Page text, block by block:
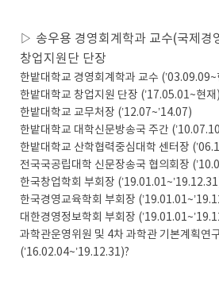
▷ 송우용 경영회계학과 교수(국제경
창업지원단 단장
한밭대학교 경영회계학과 교수 (’03.09.09~
한밭대학교 창업지원 단장 (’17.05.01~현재)
한밭대학교 교무처장 (’12.07~’14.07)
한밭대학교 대학신문방송국 주간
한밭대학교 산학협력중심대학 센터장
전국국공립대학 신문장송국 협의회장
한국창업학회 부회장
한국경영교육학회 부회장
대한경영정보학회 부회장
과학관운영위원 및 4차 과학관 기본계획연
(’16.02.04~’19.12.31)?